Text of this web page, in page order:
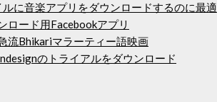
に音楽アプリをダウンロードするのに最適
ロード用Facebookアプリ
流Bhikariマラーティー語映画
のトライアルをダウンロード